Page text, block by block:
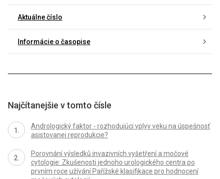
Aktuálne číslo
Informácie o časopise
Najčítanejšie v tomto čísle
Andrologický faktor - rozhodujúci vplyv veku na úspešnosť
asistovanej reprodukcie?
Porovnání výsledků invazivních vyšetření a močové
cytologie: Zkušenosti jednoho urologického centra po
prvním roce užívání Pařížské klasifikace pro hodnocení